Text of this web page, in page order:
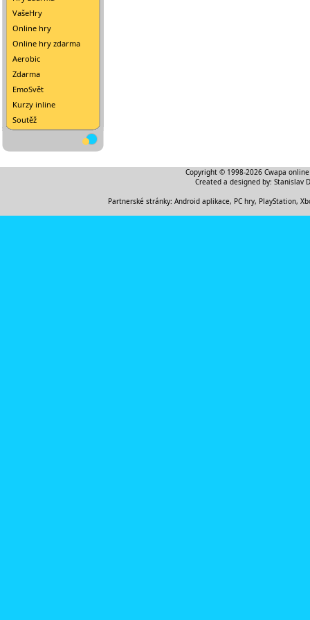
VašeHry
Online hry
Online hry zdarma
Aerobic
Zdarma
EmoSvět
Kurzy inline
Soutěž
Copyright © 1998-2026 Cwapa
Created a designed by: Stanislav
Partnerské stránky: Android aplikace, PC hry, PlayStation,